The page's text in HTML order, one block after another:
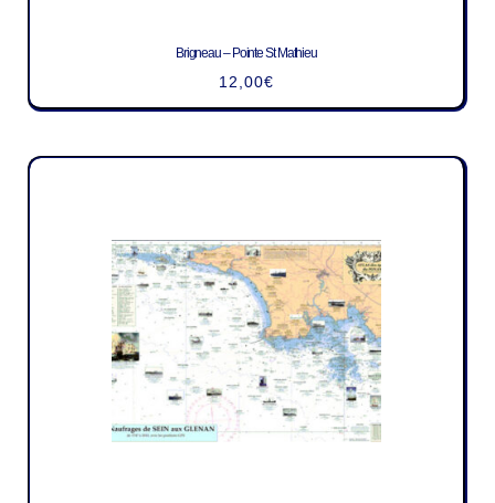
Brigneau – Pointe St Mathieu
12,00€